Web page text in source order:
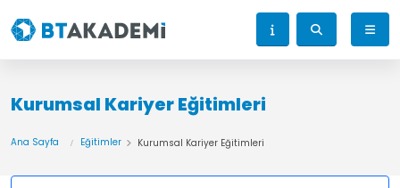
Kurumsal Kariyer Eğitimleri
Ana Sayfa Eğitimler Kurumsal Kariyer Eğitimleri